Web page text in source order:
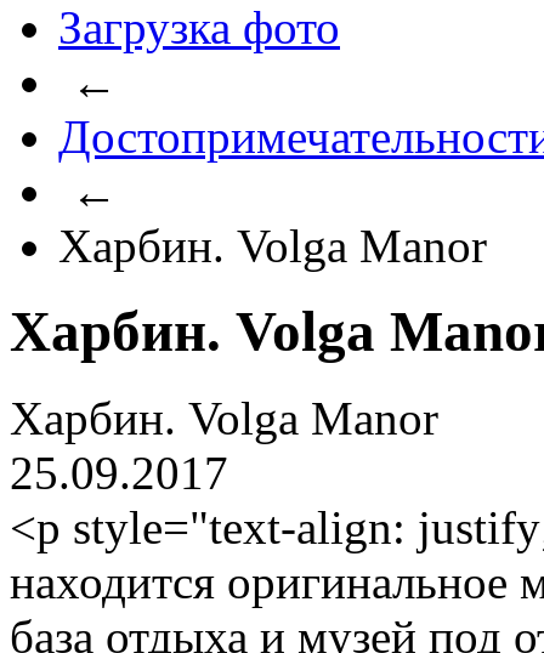
Загрузка фото
←
←
Харбин. Volga Manor
Харбин. Volga
Харбин. Volga Manor
25.09.2017
<p style="text-align:
находится оригинальное
база отдыха и музей под